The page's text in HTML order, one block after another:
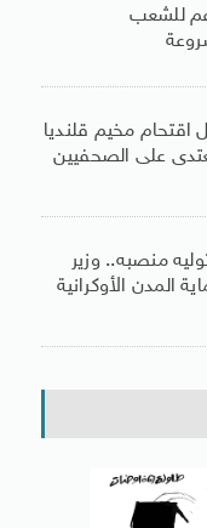
للشعب
اقتحام مخيم قلنديا
على الصحفيين
منصبه.. وزير
المدن الأوكرانية